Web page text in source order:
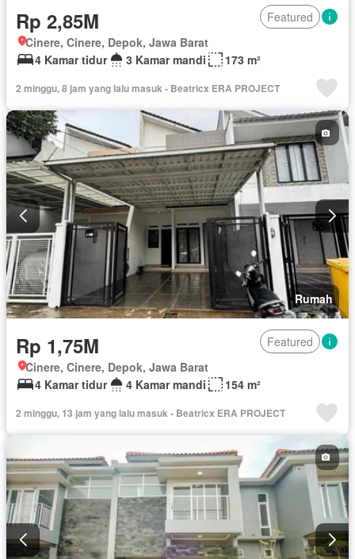
Rp 2,85M
Featured
Cinere, Cinere, Depok, Jawa Barat
4 Kamar tidur
3 Kamar mandi 173 m²
2 minggu, 8 jam yang lalu masuk - Beatricx ERA PROJECT
Rumah
Rp 1,75M
Featured
Cinere, Cinere, Depok, Jawa Barat
4 Kamar tidur
4 Kamar mandi 154 m²
2 minggu, 13 jam yang lalu masuk - Beatricx ERA PROJECT